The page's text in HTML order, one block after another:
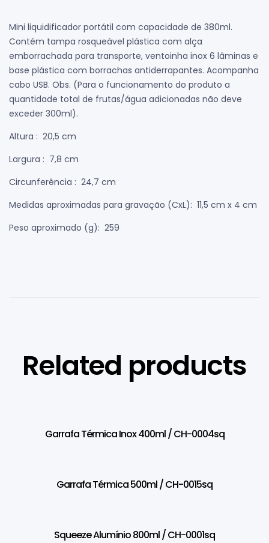
Mini liquidificador portátil com capacidade de 380ml.
Contém tampa rosqueável plástica com alça
emborrachada para transporte, ventoinha inox 6 lâminas e
base plástica com borrachas antiderrapantes. Acompanha
cabo USB. Obs. (Para o funcionamento do produto a
quantidade total de frutas/água adicionadas não deve
exceder 300ml).
Altura : 20,5 cm
Largura : 7,8 cm
Circunferência : 24,7 cm
Medidas aproximadas para gravação (CxL): 11,5 cm x 4 cm
Peso aproximado (g): 259
Related products
Garrafa Térmica Inox 400ml / CH-0004sq
Garrafa Térmica 500ml / CH-0015sq
Squeeze Alumínio 800ml / CH-0001sq